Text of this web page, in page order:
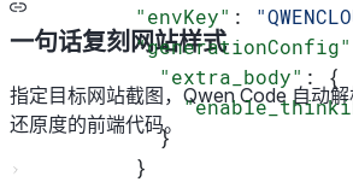
        "envKey"
:
        "generationConfig"
          "extra_body"
: {
          }
        }
一句话复刻网站样式
指定目标网站截图，Qwen Code 自动
还原度的前端代码。